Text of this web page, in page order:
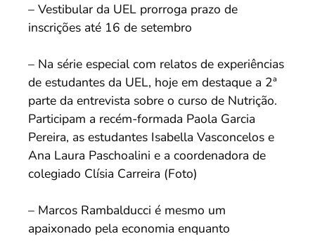
– Vestibular da UEL prorroga prazo de
inscrições até 16 de setembro
– Na série especial com relatos de experiências
de estudantes da UEL, hoje em destaque a 2ª
parte da entrevista sobre o curso de Nutrição.
Participam a recém-formada Paola Garcia
Pereira, as estudantes Isabella Vasconcelos e
Ana Laura Paschoalini e a coordenadora de
colegiado Clísia Carreira (Foto)
– Marcos Rambalducci é mesmo um
apaixonado pela economia enquanto